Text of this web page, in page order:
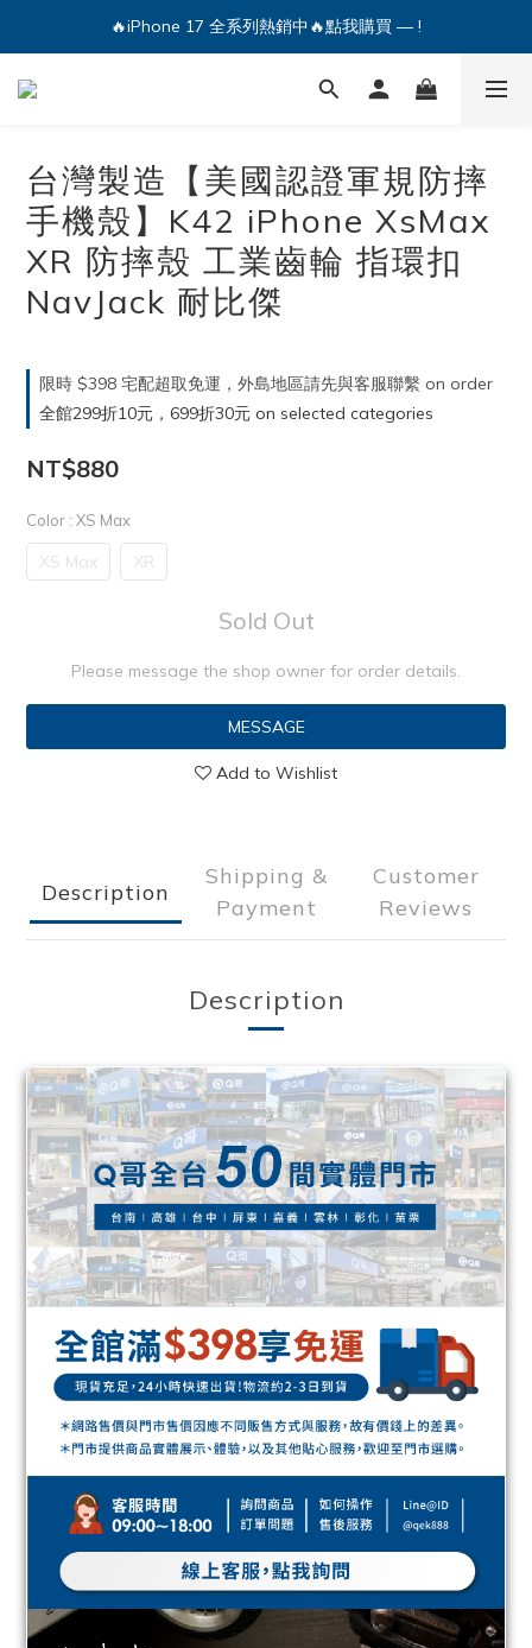
🔥iPhone 17 全系列熱銷中🔥點我購買 — !
🔥iPhone 17 全系列熱銷中🔥點我購買 — !
💕加入Q哥 Line 新好友領優惠券！🎫
台灣製造【美國認證軍規防摔
手機殼】K42 iPhone XsMax
XR 防摔殼 工業齒輪 指環扣
NavJack 耐比傑
限時 $398 宅配超取免運，外島地區請先與客服聯繫 on order
全館299折10元，699折30元 on selected categories
NT$880
Color : XS Max
XS Max XR
Sold Out
Please message the shop owner for order details.
MESSAGE
Add to Wishlist
Description
Shipping &
Payment
Customer
Reviews
Description